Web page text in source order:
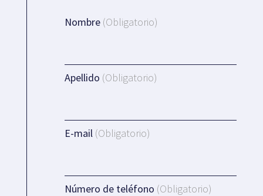
Nombre (Obligatorio)
Apellido (Obligatorio)
E-mail (Obligatorio)
Número de teléfono (Obligatorio)